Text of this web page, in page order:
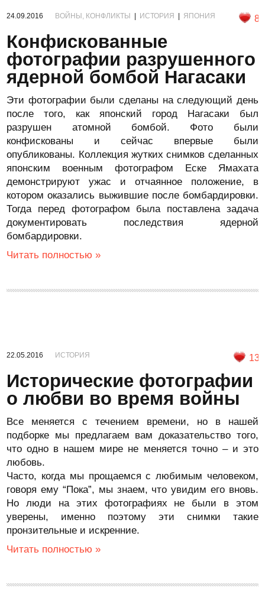
24.09.2016 ВОЙНЫ, КОНФЛИКТЫ ИСТОРИЯ ЯПОНИЯ 8
Конфискованные
фотографии разрушенного
ядерной бомбой Нагасаки
Эти фотографии были сделаны на следующий день
после того, как японский город Нагасаки был
разрушен атомной бомбой. Фото были
конфискованы и сейчас впервые были
опубликованы. Коллекция жутких снимков сделанных
японским военным фотографом Еске Ямахата
демонстрируют ужас и отчаянное положение, в
котором оказались выжившие после бомбардировки.
Тогда перед фотографом была поставлена задача
документировать последствия ядерной
бомбардировки.
Читать полностью »
22.05.2016 ИСТОРИЯ 13
Исторические фотографии
о любви во время войны
Все меняется с течением времени, но в нашей
подборке мы предлагаем вам доказательство того,
что одно в нашем мире не меняется точно – и это
любовь.
Часто, когда мы прощаемся с любимым человеком,
говоря ему “Пока”, мы знаем, что увидим его вновь.
Но люди на этих фотографиях не были в этом
уверены, именно поэтому эти снимки такие
пронзительные и искренние.
Читать полностью »